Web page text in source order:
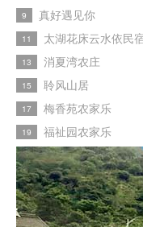
9 真好遇见你
11 太湖花床云水依民
13 消夏湾农庄
15 聆风山居
17 梅香苑农家乐
19 福祉园农家乐